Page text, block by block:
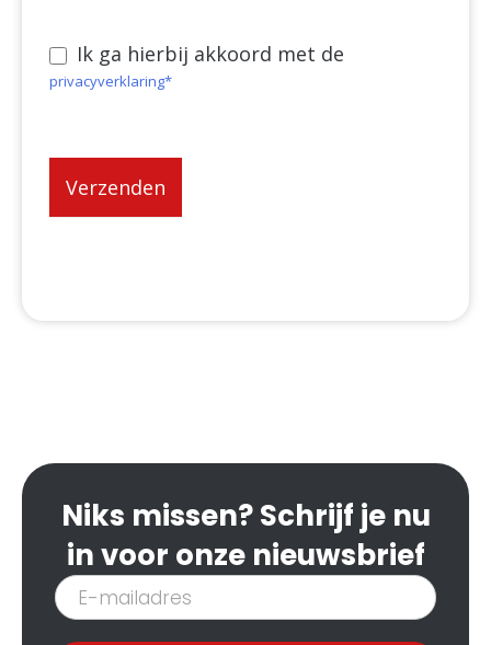
Ik ga hierbij akkoord met de
privacyverklaring*
Verzenden
Niks missen? Schrijf je nu
in voor onze nieuwsbrief
Inschrijven
nieuwsbrief